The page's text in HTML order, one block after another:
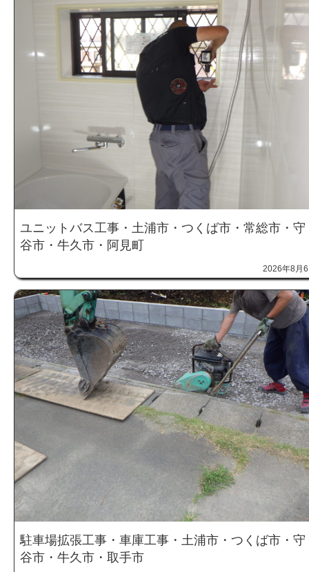
ユニットバス工事・土浦市・つくば市・常総市・守
谷市・牛久市・阿見町
2026年8月
駐車場拡張工事・車庫工事・土浦市・つくば市・守
谷市・牛久市・取手市